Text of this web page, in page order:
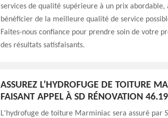
services de qualité supérieure à un prix abordable,
bénéficier de la meilleure qualité de service
Faites-nous confiance pour prendre soin de votre
des résultats satisfaisants.
ASSUREZ L’HYDROFUGE DE TOITURE
FAISANT APPEL À SD RÉNOVATION 46.19
L'hydrofuge de toiture Marminiac sera assuré par